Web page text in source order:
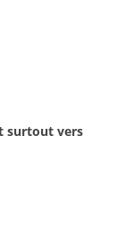
surtout vers